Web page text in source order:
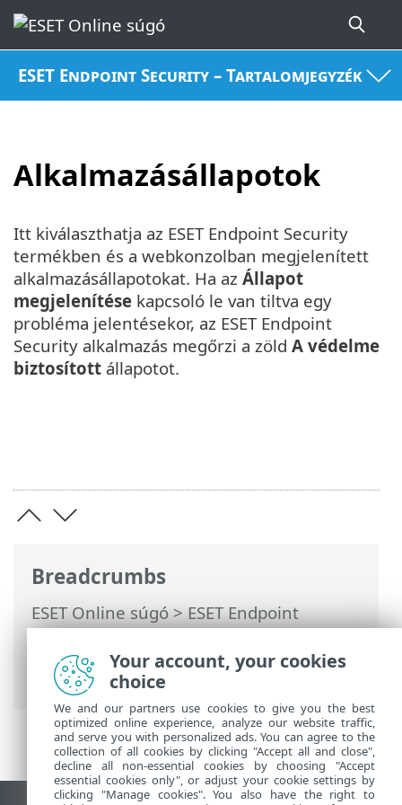
ESET Endpoint Security – Tartalomjegyzék
Alkalmazásállapotok
Breadcrumbs
ESET Online súgó>ESET Endpoint
Security>Alkalmazásbeállítások>
Felhasználói felület>
Alkalmazásállapotok
Itt kiválaszthatja az ESET Endpoint Security
termékben és a webkonzolban megjelenített
alkalmazásállapotokat. Ha az Állapot
megjelenítése kapcsoló le van tiltva egy
probléma jelentésekor, az ESET Endpoint
Security alkalmazás megőrzi a zöld A védelme
biztosított állapotot.
Your account, your cookies
choice
We and our partners use cookies to give you the best
optimized online experience, analyze our website traffic,
and serve you with personalized ads. You can agree to the
collection of all cookies by clicking "Accept all and close",
decline all non-essential cookies by choosing "Accept
essential cookies only", or adjust your cookie settings by
clicking "Manage cookies". You also have the right to